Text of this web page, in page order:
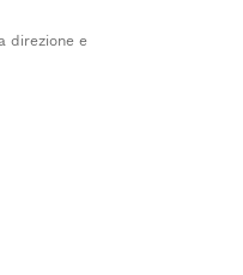
direzione e